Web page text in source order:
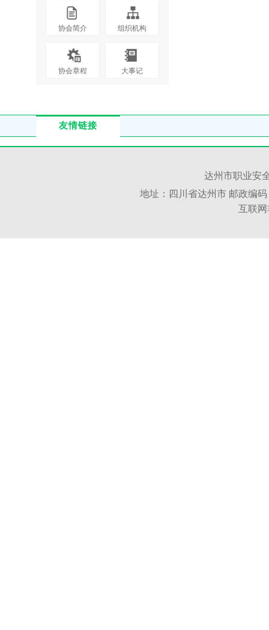
协会简介 组织机构
协会章程 大事记
友情链接
达州市职业安
地址：四川省达州市 邮政编码
互联